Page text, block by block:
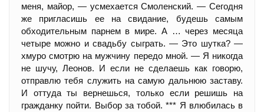
меня, майор, — усмехается Смоленский. — Сегодня
же пригласишь ее на свидание, будешь самым
обходительным парнем в мире. А … через месяца
четыре можно и свадьбу сыграть. — Это шутка? —
хмуро смотрю на мужчину передо мной. — Я никогда
не шучу, Леонов. И если не сделаешь как говорю,
отправлю тебя служить на самую дальнюю заставу.
И оттуда ты вернешься, только если решишь на
гражданку пойти. Выбор за тобой. *** Я влюбилась в